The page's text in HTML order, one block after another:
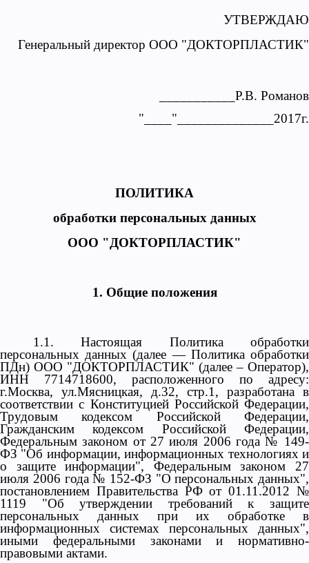
УТВЕРЖДАЮ
Генеральный директор ООО "ДОКТОРПЛАСТИК"
___________Р.В. Романов
"____"______________2017г.
ПОЛИТИКА
обработки персональных данных
ООО "ДОКТОРПЛАСТИК"
1. Общие положения
1.1. Настоящая Политика обработки
персональных данных (далее — Политика обработки
ПДн) ООО "ДОКТОРПЛАСТИК" (далее – Оператор),
ИНН 7714718600, расположенного по адресу:
г.Москва, ул.Мясницкая, д.32, стр.1, разработана в
соответствии с Конституцией Российской Федерации,
Трудовым кодексом Российской Федерации,
Гражданским кодексом Российской Федерации,
Федеральным законом от 27 июля 2006 года № 149-
ФЗ "Об информации, информационных технологиях и
о защите информации", Федеральным законом 27
июля 2006 года № 152-ФЗ "О персональных данных",
постановлением Правительства РФ от 01.11.2012 №
1119 "Об утверждении требований к защите
персональных данных при их обработке в
информационных системах персональных данных",
иными федеральными законами и нормативно-
правовыми актами.